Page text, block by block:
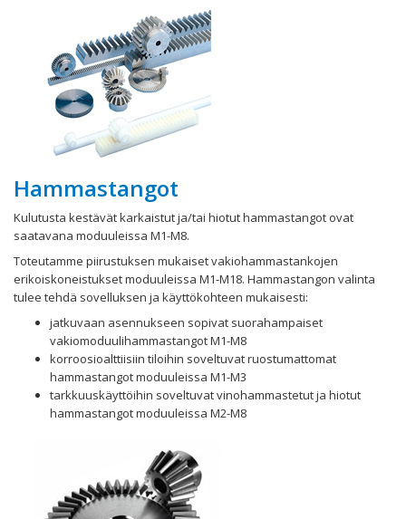
Hammastangot
Kulutusta kestävät karkaistut ja/tai hiotut hammastangot ovat
saatavana moduuleissa M1-M8.
Toteutamme piirustuksen mukaiset vakiohammastankojen
erikoiskoneistukset moduuleissa M1-M18. Hammastangon valinta
tulee tehdä sovelluksen ja käyttökohteen mukaisesti:
jatkuvaan asennukseen sopivat suorahampaiset
vakiomoduulihammastangot M1-M8
korroosioalttiisiin tiloihin soveltuvat ruostumattomat
hammastangot moduuleissa M1-M3
tarkkuuskäyttöihin soveltuvat vinohammastetut ja hiotut
hammastangot moduuleissa M2-M8